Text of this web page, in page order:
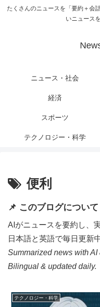
たくさんのニュースを「要約＋会
いニュース
ニュース・社会
経済
スポーツ
テクノロジー・科学
便利
📌 このブログについて
AIがニュースを要約し、
日本語と英語で毎日更新
Summarized news with
Bilingual & updated daily.
テクノロジー・科学